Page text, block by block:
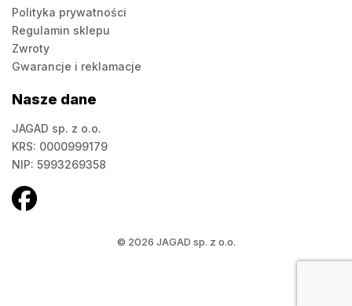
Polityka prywatności
Regulamin sklepu
Zwroty
Gwarancje i reklamacje
Nasze dane
JAGAD sp. z o.o.
KRS: 0000999179
NIP: 5993269358
© 2026 JAGAD sp. z o.o.